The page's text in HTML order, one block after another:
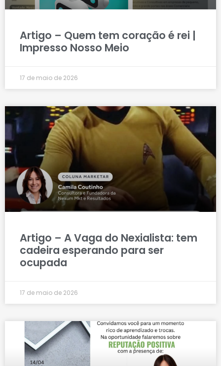
Artigo – Quem tem coração é rei |
Impresso Nosso Meio
17 de maio de 2026
Artigo – A Vaga do Nexialista: tem
cadeira esperando para ser
ocupada
17 de maio de 2026